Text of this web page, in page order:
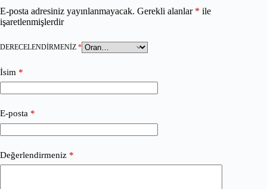
E-posta adresiniz yayınlanmayacak. Gerekli alanlar * ile
işaretlenmişlerdir
DERECELENDIRMENIZ *
İsim *
E-posta *
Değerlendirmeniz *